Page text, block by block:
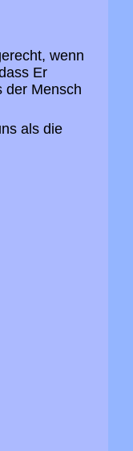
wenn
Er
der Mensch
als die